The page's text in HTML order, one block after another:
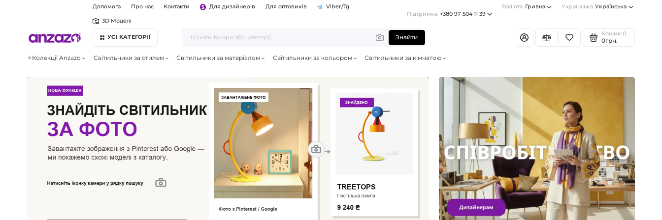
Допомога Про нас Контакти Для дизайнерів Для оптовиків Viber/Tg
3D Моделі
Підтримка +380 97 504 11 39
Валюта Гривна Українська Українська
УСІ КАТЕГОРІЇ Знайти
Кошик 0
0грн.
✧Колекції Anzazo Світильники за стилем Світильники за матеріалом Світильники за кольором Світильники за кімнатою